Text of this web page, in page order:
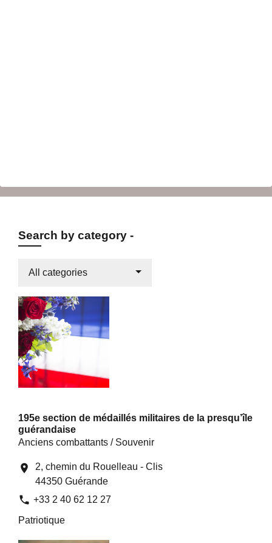
Search by category -
All categories
195e section de médaillés militaires de la presqu’île
guérandaise
Anciens combattants / Souvenir
location_on
2, chemin du Rouelleau - Clis
44350 Guérande
phone +33 2 40 62 12 27
Patriotique